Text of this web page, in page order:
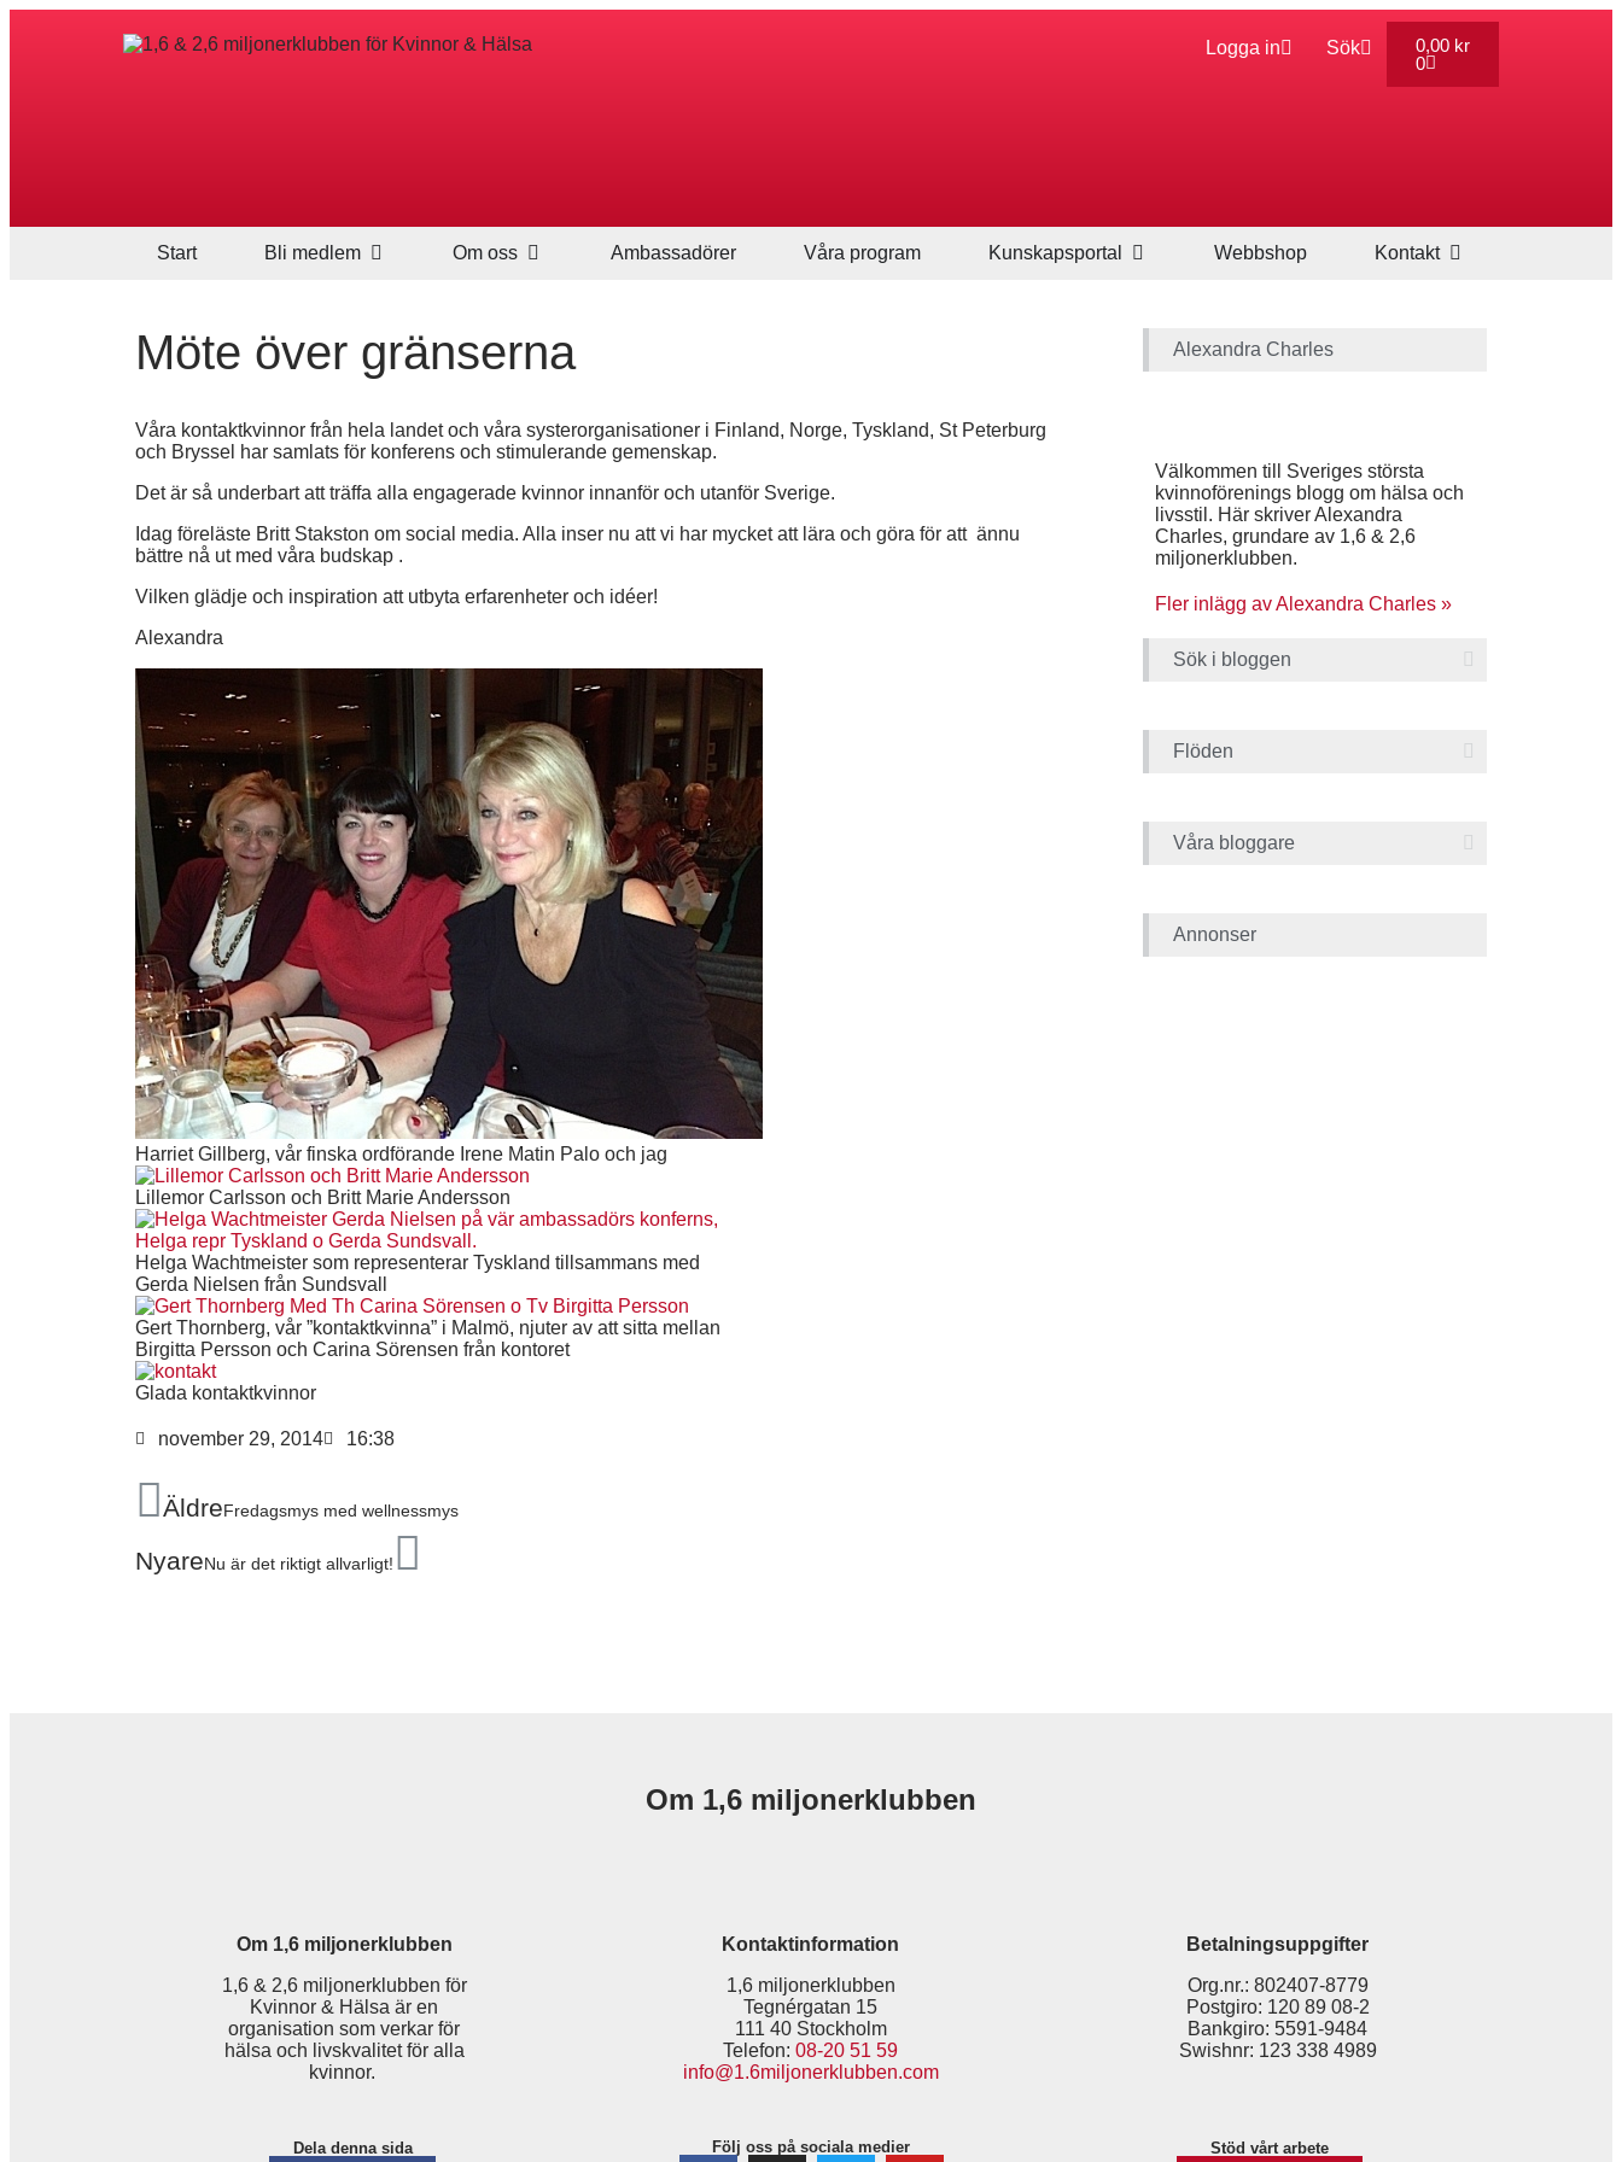
Logga in Sök 0,00 kr
0
Start Bli medlem Om oss Ambassadörer Våra program Kunskapsportal Webbshop Kontakt
Möte över gränserna
Våra kontaktkvinnor från hela landet och våra systerorganisationer i Finland, Norge, Tyskland, St Peterburg
och Bryssel har samlats för konferens och stimulerande gemenskap.
Det är så underbart att träffa alla engagerade kvinnor innanför och utanför Sverige.
Idag föreläste Britt Stakston om social media. Alla inser nu att vi har mycket att lära och göra för att ännu
bättre nå ut med våra budskap .
Vilken glädje och inspiration att utbyta erfarenheter och idéer!
Alexandra
Harriet Gillberg, vår finska ordförande Irene Matin Palo och jag
Lillemor Carlsson och Britt Marie Andersson
Helga Wachtmeister som representerar Tyskland tillsammans med
Gerda Nielsen från Sundsvall
Gert Thornberg, vår ”kontaktkvinna” i Malmö, njuter av att sitta mellan
Birgitta Persson och Carina Sörensen från kontoret
Glada kontaktkvinnor
november 29, 2014 16:38
ÄldreFredagsmys med wellnessmys
NyareNu är det riktigt allvarligt!
Alexandra Charles
Välkommen till Sveriges största
kvinnoförenings blogg om hälsa och
livsstil. Här skriver Alexandra
Charles, grundare av 1,6 & 2,6
miljonerklubben.
Fler inlägg av Alexandra Charles »
Sök i bloggen
Flöden
Våra bloggare
Annonser
Om 1,6 miljonerklubben
Om 1,6 miljonerklubben
1,6 & 2,6 miljonerklubben för
Kvinnor & Hälsa är en
organisation som verkar för
hälsa och livskvalitet för alla
kvinnor.
Kontaktinformation
1,6 miljonerklubben
Tegnérgatan 15
111 40 Stockholm
Telefon:08-20 51 59
info@1.6miljonerklubben.com
Betalningsuppgifter
Org.nr.: 802407-8779
Postgiro: 120 89 08-2
Bankgiro: 5591-9484
Swishnr: 123 338 4989
Dela denna sida Följ oss på sociala medier Stöd vårt arbete